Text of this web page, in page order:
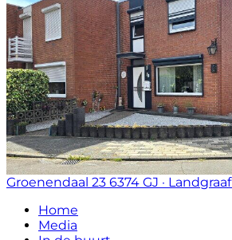
Groenendaal 23 6374 GJ · Landgraaf
Home
Media